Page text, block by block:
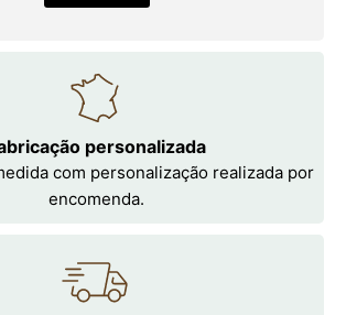
personalizada
com personalização realizada por
encomenda.